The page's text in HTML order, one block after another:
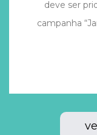
deve ser
campanha